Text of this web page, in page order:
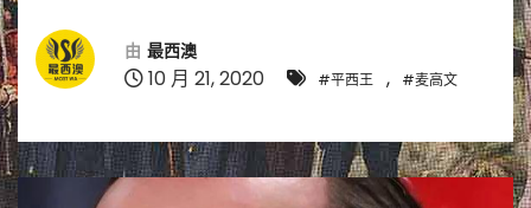
由 最西澳
10 月 21, 2020 #平西王 , #麦高文